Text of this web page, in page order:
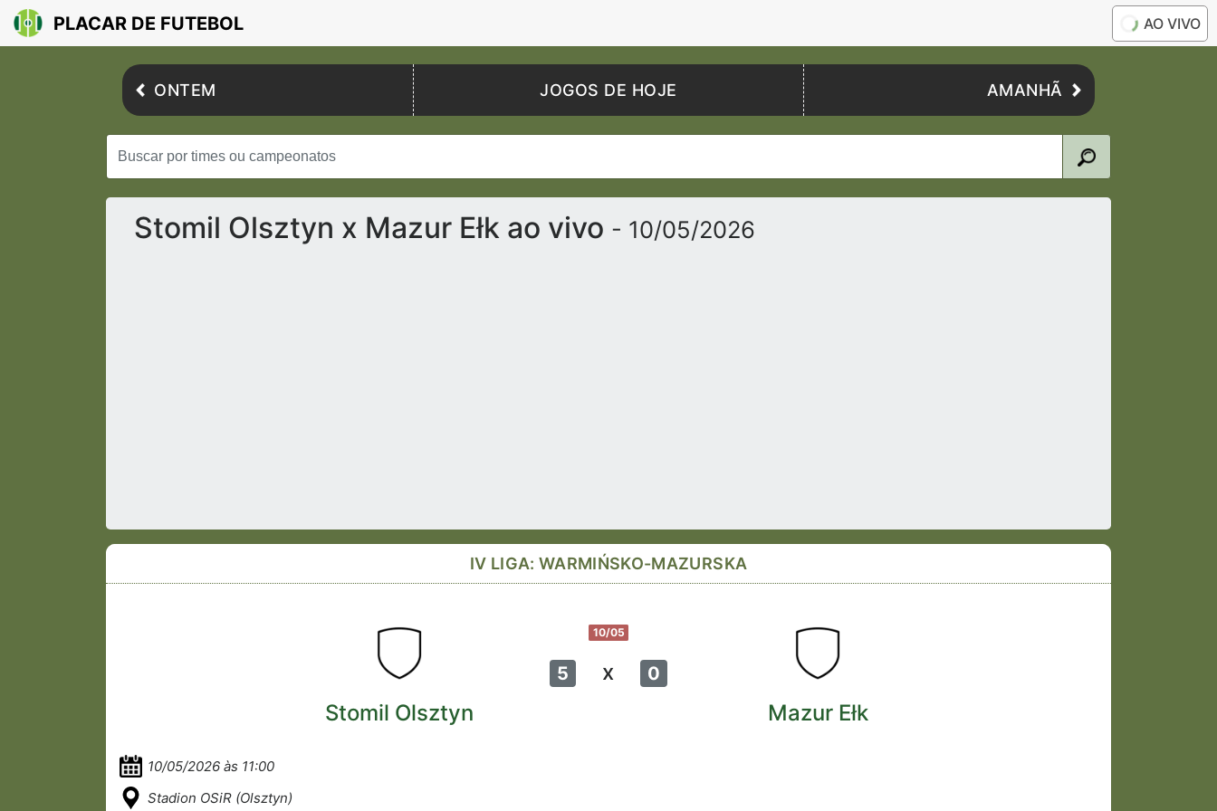
PLACAR DE FUTEBOL AO VIVO
ONTEM JOGOS DE HOJE AMANHÃ
Stomil Olsztyn x Mazur Ełk ao vivo - 10/05/2026
IV LIGA: WARMIŃSKO-MAZURSKA
10/05
5 x 0
Stomil Olsztyn Mazur Ełk
10/05/2026 às 11:00
Stadion OSiR (Olsztyn)